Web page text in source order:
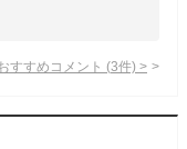
すすめコメント (3件) >